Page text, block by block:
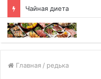
Чайная диета
Главная / редька